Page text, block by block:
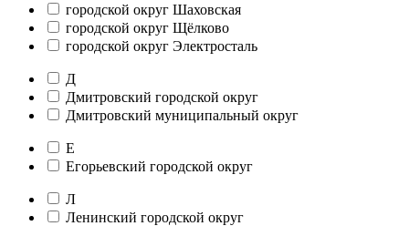
городской округ Шаховская
городской округ Щёлково
городской округ Электросталь
Д
Дмитровский городской округ
Дмитровский муниципальный округ
Е
Егорьевский городской округ
Л
Ленинский городской округ